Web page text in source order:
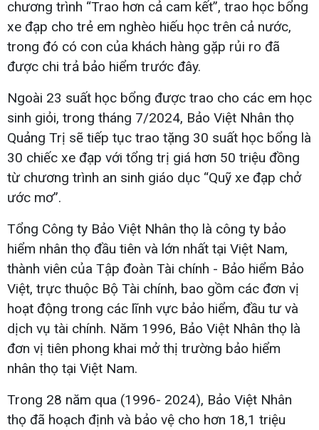
chương trình “Trao hơn cả cam kết”, trao học bổng
xe đạp cho trẻ em nghèo hiếu học trên cả nước,
trong đó có con của khách hàng gặp rủi ro đã
được chi trả bảo hiểm trước đây.
Ngoài 23 suất học bổng được trao cho các em học
sinh giỏi, trong tháng 7/2024, Bảo Việt Nhân thọ
Quảng Trị sẽ tiếp tục trao tặng 30 suất học bổng là
30 chiếc xe đạp với tổng trị giá hơn 50 triệu đồng
từ chương trình an sinh giáo dục “Quỹ xe đạp chở
ước mơ”.
Tổng Công ty Bảo Việt Nhân thọ là công ty bảo
hiểm nhân thọ đầu tiên và lớn nhất tại Việt Nam,
thành viên của Tập đoàn Tài chính - Bảo hiểm Bảo
Việt, trực thuộc Bộ Tài chính, bao gồm các đơn vị
hoạt động trong các lĩnh vực bảo hiểm, đầu tư và
dịch vụ tài chính. Năm 1996, Bảo Việt Nhân thọ là
đơn vị tiên phong khai mở thị trường bảo hiểm
nhân thọ tại Việt Nam.
Trong 28 năm qua (1996- 2024), Bảo Việt Nhân
thọ đã hoạch định và bảo vệ cho hơn 18,1 triệu